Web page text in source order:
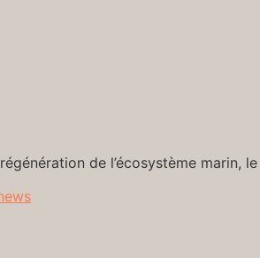
de l’écosystème marin,